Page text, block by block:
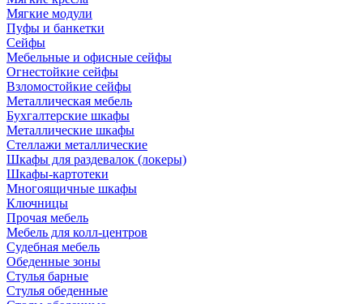
Мягкие модули
Пуфы и банкетки
Сейфы
Мебельные и офисные сейфы
Огнестойкие сейфы
Взломостойкие сейфы
Металлическая мебель
Бухгалтерские шкафы
Металлические шкафы
Стеллажи металлические
Шкафы для раздевалок (локеры)
Шкафы-картотеки
Многоящичные шкафы
Ключницы
Прочая мебель
Мебель для колл-центров
Судебная мебель
Обеденные зоны
Стулья барные
Стулья обеденные